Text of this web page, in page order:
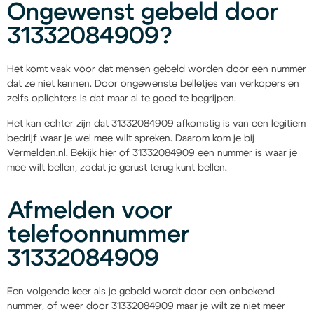
Ongewenst gebeld door
31332084909?
Het komt vaak voor dat mensen gebeld worden door een nummer
dat ze niet kennen. Door ongewenste belletjes van verkopers en
zelfs oplichters is dat maar al te goed te begrijpen.
Het kan echter zijn dat 31332084909 afkomstig is van een legitiem
bedrijf waar je wel mee wilt spreken. Daarom kom je bij
Vermelden.nl. Bekijk hier of 31332084909 een nummer is waar je
mee wilt bellen, zodat je gerust terug kunt bellen.
Afmelden voor
telefoonnummer
31332084909
Een volgende keer als je gebeld wordt door een onbekend
nummer, of weer door 31332084909 maar je wilt ze niet meer